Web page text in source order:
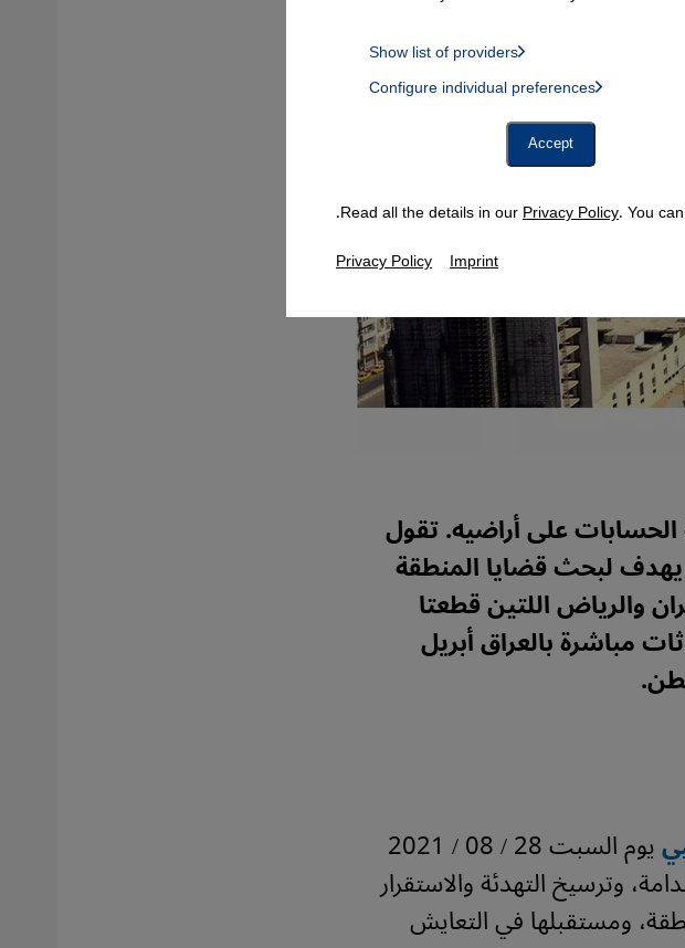
الحسابات على أراضيه. تقول
يهدف لبحث قضايا المنطقة
والرياض اللتين قطعتا
محادثات مباشرة بالعراق أبريل
يوم السبت 28 / 08 / 2021
وترسيخ التهدئة والاستقرار
ومستقبلها في التعايش
Show list of providers
Google Maps Embed, Google Tag Manager, Instagram Embed, Twitter Embed, Youtube
Configure individual preferences
Accept
Read all the details in ourPrivacy Policy. You
Privacy Policy Imprint